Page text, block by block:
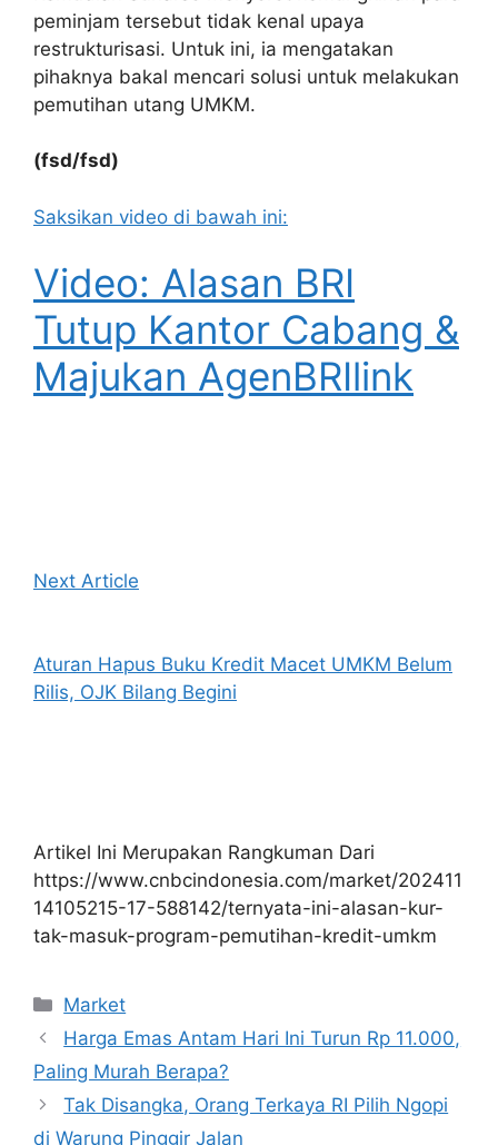
peminjam tersebut tidak kenal upaya
restrukturisasi. Untuk ini, ia mengatakan
pihaknya bakal mencari solusi untuk melakukan
pemutihan utang UMKM.
(fsd/fsd)
Saksikan video di bawah ini:
Video: Alasan BRI
Tutup Kantor Cabang &
Majukan AgenBRIlink
Next Article
Aturan Hapus Buku Kredit Macet UMKM Belum
Rilis, OJK Bilang Begini
Artikel Ini Merupakan Rangkuman Dari
https://www.cnbcindonesia.com/market/202411
14105215-17-588142/ternyata-ini-alasan-kur-
tak-masuk-program-pemutihan-kredit-umkm
Kategori
Market
Harga Emas Antam Hari Ini Turun Rp 11.000,
Paling Murah Berapa?
Tak Disangka, Orang Terkaya RI Pilih Ngopi
di Warung Pinggir Jalan